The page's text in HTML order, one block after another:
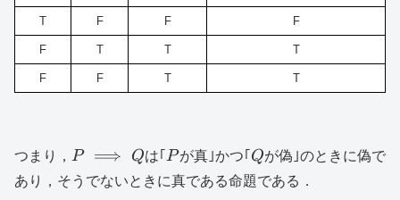
T F F F
F T T T
F F T T
つまり， P\implies
Q
P ⟹ Qは｢ P
Pが真｣かつ｢ Q
Qが偽｣のときに偽で
あり，そうでないときに真である命題である．